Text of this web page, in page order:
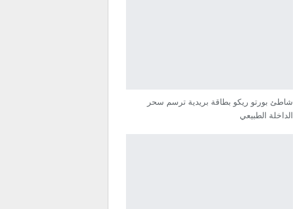
شاطئ بورتو ريكو بطاقة بريدية ترسم سحر
الداخلة الطبيعي